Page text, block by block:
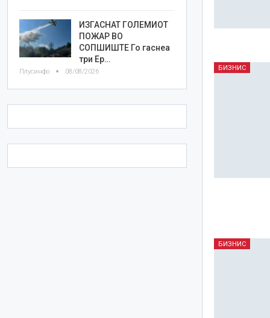
БИЗНИС
БИЗНИС
ИЗГАСНАТ ГОЛЕМИОТ
ПОЖАР ВО
СОПШИШТЕ Го гаснеа
три Ер…
Плусинфо 08/08/2026